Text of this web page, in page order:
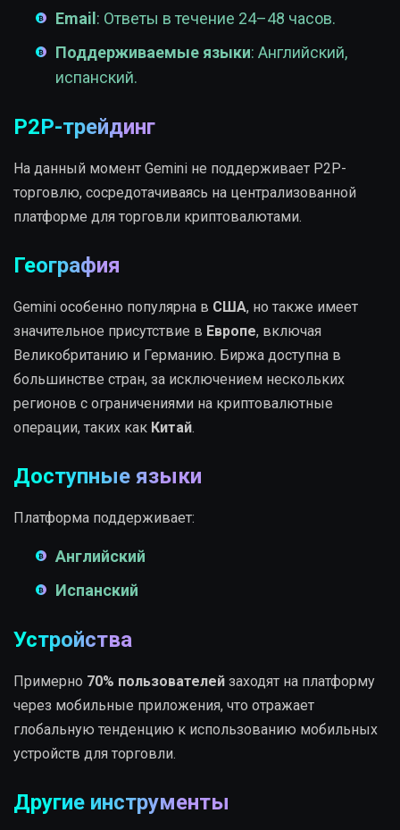
Email : Ответы в течение 24–48 часов.
Поддерживаемые языки: Английский,
испанский.
P2P-трейдинг
На данный момент Gemini не поддерживает P2P-
торговлю, сосредотачиваясь на централизованной
платформе для торговли криптовалютами.
География
Gemini особенно популярна в США, но также имеет
значительное присутствие в Европе, включая
Великобританию и Германию. Биржа доступна в
большинстве стран, за исключением нескольких
регионов с ограничениями на криптовалютные
операции, таких как Китай.
Доступные языки
Платформа поддерживает:
Английский
Испанский
Устройства
Примерно 70% пользователей заходят на платформу
через мобильные приложения, что отражает
глобальную тенденцию к использованию мобильных
устройств для торговли.
Другие инструменты